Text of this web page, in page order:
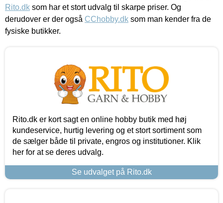
Rito.dk som har et stort udvalg til skarpe priser. Og
derudover er der også CChobby.dk som man kender fra de
fysiske butikker.
Rito.dk er kort sagt en online hobby butik med høj
kundeservice, hurtig levering og et stort sortiment som
de sælger både til private, engros og institutioner. Klik
her for at se deres udvalg.
Se udvalget på Rito.dk